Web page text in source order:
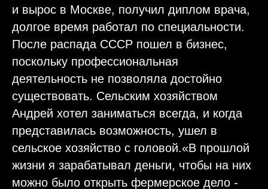
и вырос в Москве, получил диплом врача,
долгое время работал по специальности.
После распада СССР пошел в бизнес,
поскольку профессиональная
деятельность не позволяла достойно
существовать. Сельским хозяйством
Андрей хотел заниматься всегда, и когда
представилась возможность, ушел в
сельское хозяйство с головой.«В прошлой
жизни я зарабатывал деньги, чтобы на них
можно было открыть фермерское дело -